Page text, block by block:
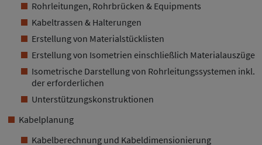
Rohrleitungen, Rohrbrücken & Equipments
Kabeltrassen & Halterungen
Erstellung von Materialstücklisten
Erstellung von Isometrien einschließlich Materialauszüge
Isometrische Darstellung von Rohrleitungssystemen inkl.
der erforderlichen
Unterstützungskonstruktionen
Kabelplanung
Kabelberechnung und Kabeldimensionierung